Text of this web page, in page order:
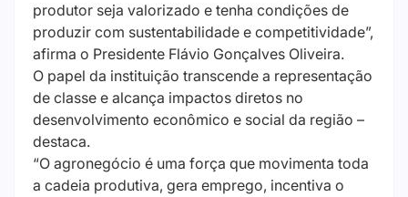
produtor seja valorizado e tenha condições de
produzir com sustentabilidade e competitividade”,
afirma o Presidente Flávio Gonçalves Oliveira.
O papel da instituição transcende a representação
de classe e alcança impactos diretos no
desenvolvimento econômico e social da região –
destaca.
“O agronegócio é uma força que movimenta toda
a cadeia produtiva, gera emprego, incentiva o